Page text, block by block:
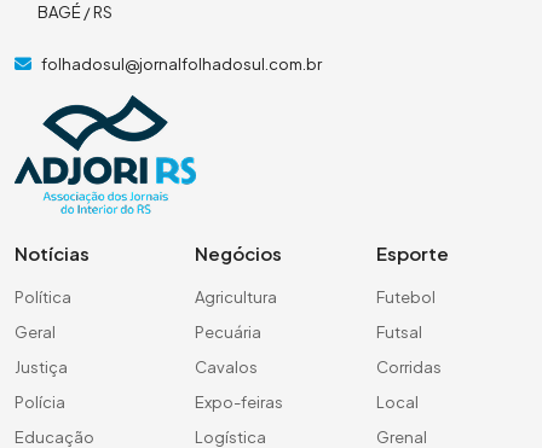
BAGÉ / RS
folhadosul@jornalfolhadosul.com.br
Notícias
Política
Geral
Justiça
Polícia
Educação
Negócios
Agricultura
Pecuária
Cavalos
Expo-feiras
Logística
Esporte
Futebol
Futsal
Corridas
Local
Grenal